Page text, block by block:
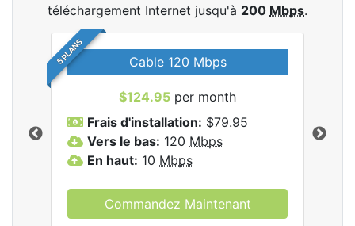
téléchargement Internet jusqu'à 200 Mbps.
5 PLANS Cable 120 Mbps
$124.95 per month
Frais d'installation: $79.95
Vers le bas: 120 Mbps
En haut: 10 Mbps
Commandez Maintenant